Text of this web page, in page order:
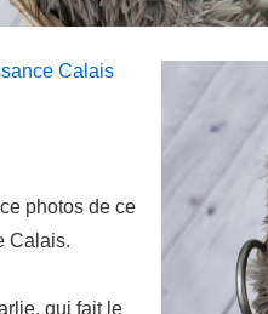
Calais
photos de ce
Calais.
qui fait le